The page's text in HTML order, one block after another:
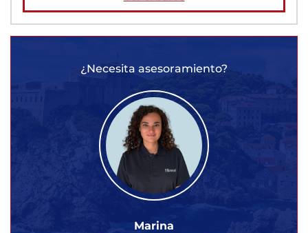
¿Necesita asesoramiento?
Marina